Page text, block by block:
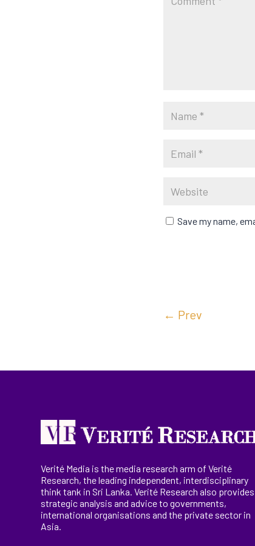
Save my name,
← Prev
Verité Media is the media research arm of Verité
Research, theleading independent, interdisciplinary
think tank in Sri Lanka. Verité Research also provides
strategic analysis and advice to governments,
internationalorganisations and the private sector in
Asia.